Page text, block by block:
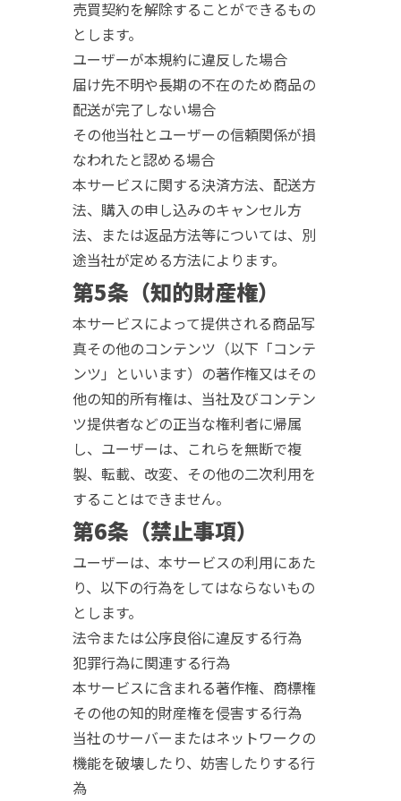
売買契約を解除することができるもの
とします。
ユーザーが本規約に違反した場合
届け先不明や長期の不在のため商品の
配送が完了しない場合
その他当社とユーザーの信頼関係が損
なわれたと認める場合
本サービスに関する決済方法、配送方
法、購入の申し込みのキャンセル方
法、または返品方法等については、別
途当社が定める方法によります。
第5条（知的財産権）
本サービスによって提供される商品写
真その他のコンテンツ（以下「コンテ
ンツ」といいます）の著作権又はその
他の知的所有権は、当社及びコンテン
ツ提供者などの正当な権利者に帰属
し、ユーザーは、これらを無断で複
製、転載、改変、その他の二次利用を
することはできません。
第6条（禁止事項）
ユーザーは、本サービスの利用にあた
り、以下の行為をしてはならないもの
とします。
法令または公序良俗に違反する行為
犯罪行為に関連する行為
本サービスに含まれる著作権、商標権
その他の知的財産権を侵害する行為
当社のサーバーまたはネットワークの
機能を破壊したり、妨害したりする行
為